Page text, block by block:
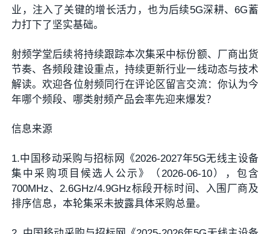
业，注入了关键的增长活力，也为后续5G深耕、6G蓄
力打下了坚实基础。
射频学堂后续将持续跟踪本次集采中标份额、厂商出货
节奏、各频段建设重点，持续更新行业一线动态与技术
解读。欢迎各位射频同行在评论区留言交流：你认为今
年哪个频段、哪类射频产品会率先迎来爆发？
信息来源
1.中国移动采购与招标网《2026-2027年5G无线主设备
集中采购项目候选人公示》（2026-06-10），包含
700MHz、2.6GHz/4.9GHz标段开标时间、入围厂商及
排序信息，本轮集采未披露具体采购总量。